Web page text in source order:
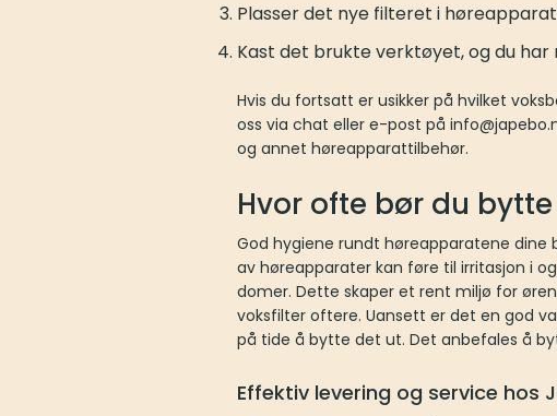
Plasser det nye filteret i
Kast det brukte verktøyet, og du
Hvis du fortsatt er usikker på hvilket
oss via chat eller e-post på
og annet høreapparattilbehør.
Hvor ofte bør du
God hygiene rundt høreapparatene dine
av høreapparater kan føre til irritasjon i
domer. Dette skaper et rent miljø for
voksfilter oftere. Uansett er det en god
på tide å bytte det ut. Det anbefales å
Effektiv levering og service hos